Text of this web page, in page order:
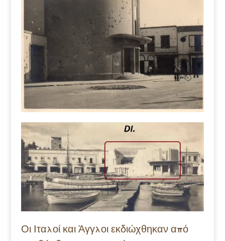
Οι Ιταλοί και Άγγλοι εκδιώχθηκαν από